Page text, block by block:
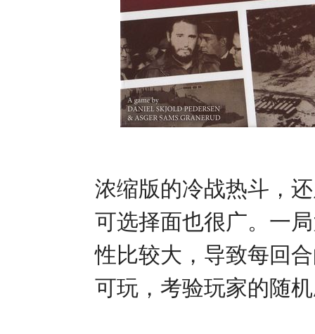
浓缩版的冷战热斗，
可选择面也很广。一
性比较大，导致每回
可玩，考验玩家的随